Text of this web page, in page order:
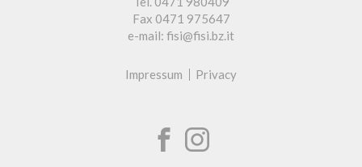
Fax 0471 975647
e-mail: fisi@fisi.bz.it
Impressum Privacy